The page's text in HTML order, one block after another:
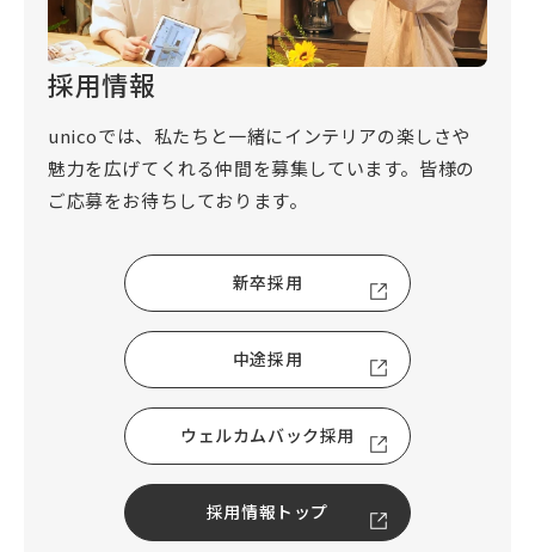
採用情報
unicoでは、私たちと一緒にインテリアの楽しさや
魅力を広げてくれる仲間を募集しています。皆様の
ご応募をお待ちしております。
新卒採用
中途採用
ウェルカムバック採用
採用情報トップ